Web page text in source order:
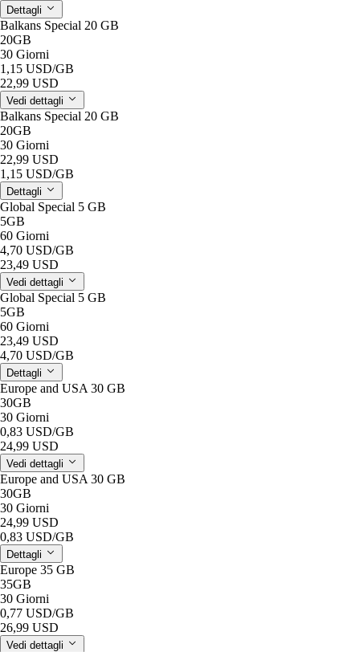
Dettagli
Balkans Special 20 GB
20GB
30 Giorni
1,15 USD/GB
22,99 USD
Vedi dettagli
Balkans Special 20 GB
20GB
30 Giorni
22,99 USD
1,15 USD/GB
Dettagli
Global Special 5 GB
5GB
60 Giorni
4,70 USD/GB
23,49 USD
Vedi dettagli
Global Special 5 GB
5GB
60 Giorni
23,49 USD
4,70 USD/GB
Dettagli
Europe and USA 30 GB
30GB
30 Giorni
0,83 USD/GB
24,99 USD
Vedi dettagli
Europe and USA 30 GB
30GB
30 Giorni
24,99 USD
0,83 USD/GB
Dettagli
Europe 35 GB
35GB
30 Giorni
0,77 USD/GB
26,99 USD
Vedi dettagli